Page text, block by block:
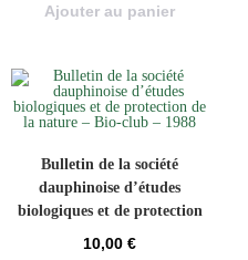
Ajouter au panier
Bulletin de la société
dauphinoise d’études
biologiques et de protection
1988
10,00€